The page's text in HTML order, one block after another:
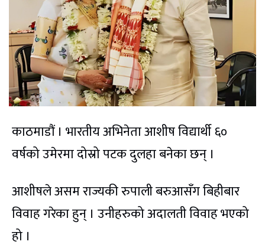
काठमाडौं । भारतीय अभिनेता आशीष विद्यार्थी ६०
वर्षको उमेरमा दोस्रो पटक दुलहा बनेका छन् ।
आशीषले असम राज्यकी रुपाली बरुआसँग बिहीबार
विवाह गरेका हुन् । उनीहरुको अदालती विवाह भएको
हो ।